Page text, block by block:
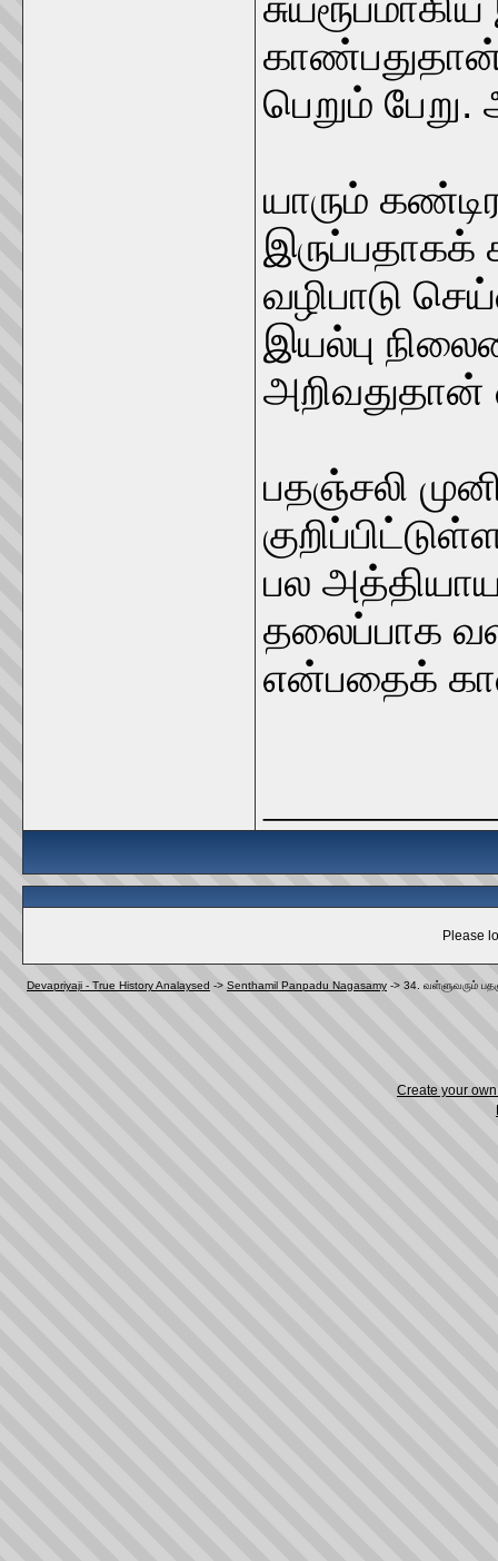
பெறும்
யாரும்
வழிபாடு
இயல்பு
அறிவதுதான்
பதஞ்சலி
பல
தலைப்பாக
என்பதைக்
Please
Devapriyaji - True History Analaysed -> Senthamil Panpadu Nagasamy -> 34. வள்ளுவரும்
Create your